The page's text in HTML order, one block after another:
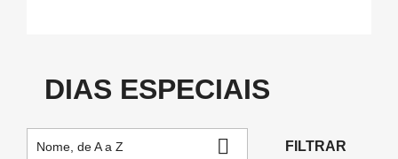
DIAS ESPECIAIS
Nome, de A a Z  FILTRAR